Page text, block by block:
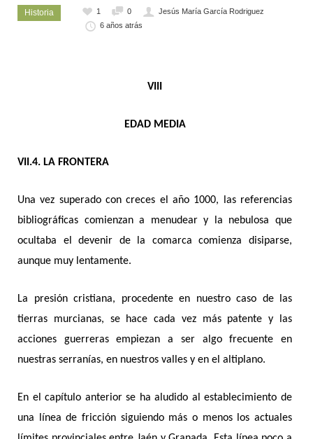
Historia 1 0
Jesús María García Rodriguez
6 años atrás
VIII
EDAD MEDIA
VII.4. LA FRONTERA
Una vez superado con creces el año 1000, las referencias
bibliográficas comienzan a menudear y la nebulosa que
ocultaba el devenir de la comarca comienza disiparse,
aunque muy lentamente.
La presión cristiana, procedente en nuestro caso de las
tierras murcianas, se hace cada vez más patente y las
acciones guerreras empiezan a ser algo frecuente en
nuestras serranías, en nuestros valles y en el altiplano.
En el capítulo anterior se ha aludido al establecimiento de
una línea de fricción siguiendo más o menos los actuales